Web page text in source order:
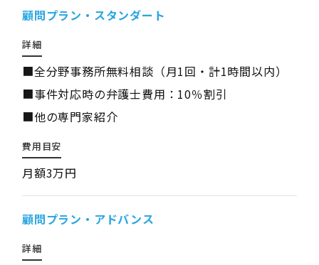
顧問プラン・スタンダート
詳細
■全分野事務所無料相談（月1回・計1時間以内）
■事件対応時の弁護士費用：10％割引
■他の専門家紹介
費用目安
月額3万円
顧問プラン・アドバンス
詳細